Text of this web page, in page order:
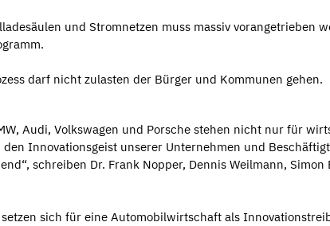
und Stromnetzen muss massiv vorangetrieben
darf nicht zulasten der Bürger und Kommunen gehen.
Audi, Volkswagen und Porsche stehen nicht nur für
Innovationsgeist unserer Unternehmen und
schreiben Dr. Frank Nopper, Dennis Weilmann,
sich für eine Automobilwirtschaft als